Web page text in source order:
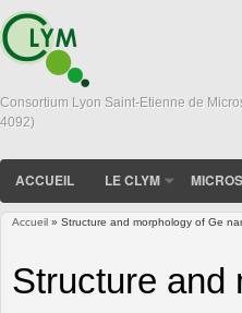
Consortium Lyon Saint-Etienne de
4092)
ACCUEIL LE CLYM
Accueil » Structure and morphology of Ge
Structure and